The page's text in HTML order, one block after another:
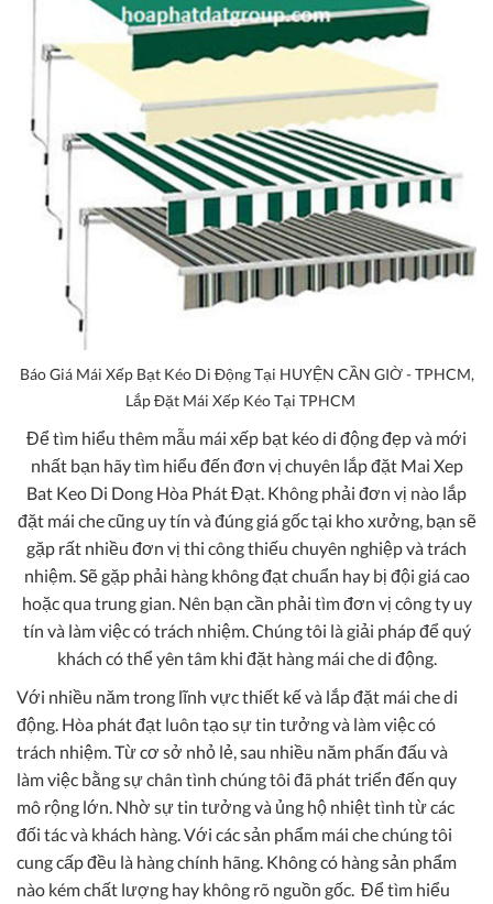
Báo Giá Mái Xếp Bạt Kéo Di Động Tại HUYỆN CẦN GIỜ - TPHCM,
Lắp Đặt Mái Xếp Kéo Tại TPHCM
Để tìm hiểu thêm mẫu mái xếp bạt kéo di động đẹp và mới
nhất bạn hãy tìm hiểu đến đơn vị chuyên lắp đặt Mai Xep
Bat Keo Di Dong Hòa Phát Đạt. Không phải đơn vị nào lắp
đặt mái che cũng uy tín và đúng giá gốc tại kho xưởng, bạn sẽ
gặp rất nhiều đơn vị thi công thiếu chuyên nghiệp và trách
nhiệm. Sẽ gặp phải hàng không đạt chuẩn hay bị đội giá cao
hoặc qua trung gian. Nên bạn cần phải tìm đơn vị công ty uy
tín và làm việc có trách nhiệm. Chúng tôi là giải pháp để quý
khách có thể yên tâm khi đặt hàng mái che di động.
Với nhiều năm trong lĩnh vực thiết kế và lắp đặt mái che di
động. Hòa phát đạt luôn tạo sự tin tưởng và làm việc có
trách nhiệm. Từ cơ sở nhỏ lẻ, sau nhiều năm phấn đấu và
làm việc bằng sự chân tình chúng tôi đã phát triển đến quy
mô rộng lớn. Nhờ sự tin tưởng và ủng hộ nhiệt tình từ các
đối tác và khách hàng. Với các sản phẩm mái che chúng tôi
cung cấp đều là hàng chính hãng. Không có hàng sản phẩm
nào kém chất lượng hay không rõ nguồn gốc. Để tìm hiểu